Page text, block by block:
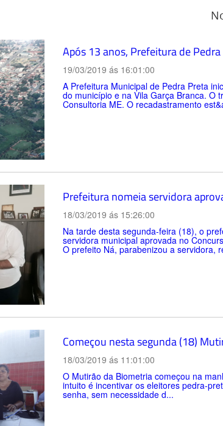
Após 13 anos, Prefeitura de
19/03/2019 ás 16:01:00
A Prefeitura Municipal de Pedra Preta
do município e na Vila Garça Branca. O
Consultoria ME. O recadastramento
Prefeitura nomeia servidora
18/03/2019 ás 15:26:00
Na tarde desta segunda-feira (18), o
servidora municipal aprovada no
O prefeito Ná, parabenizou a servidora,
Começou nesta segunda (18)
18/03/2019 ás 11:01:00
O Mutirão da Biometria começou na
intuito é incentivar os eleitores pedra-
senha, sem necessidade d...